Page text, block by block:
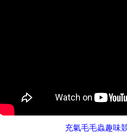
充氣毛毛蟲趣味